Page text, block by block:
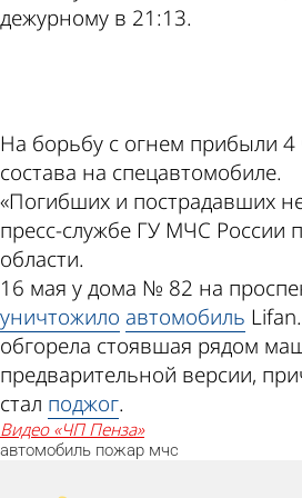
дежурному в 21:13.
На борьбу с огнем прибыли 4
состава на спецавтомобиле.
«Погибших и пострадавших
пресс-службе ГУ МЧС России
области.
16 мая у дома № 82 на
уничтожило автомобиль
обгорела стоявшая рядом
предварительной версии,
стал поджог.
видео «ЧП Пенза»
автомобиль пожар мчс